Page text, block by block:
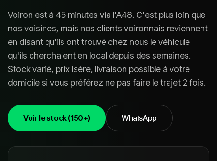
Voiron est à 45 minutes via l'A48. C'est plus loin que
nos voisines, mais nos clients voironnais reviennent
en disant qu'ils ont trouvé chez nous le véhicule
qu'ils cherchaient en local depuis des semaines.
Stock varié, prix Isère, livraison possible à votre
domicile si vous préférez ne pas faire le trajet 2 fois.
Voir le stock (150+) WhatsApp